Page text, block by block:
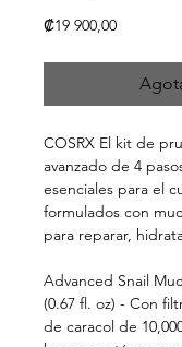
₡19 900,00Precio
COSRX El kit de
avanzado de 4
esenciales para el
formulados con
para reparar,
Advanced Snail
(0.67 fl. oz) - Con
de caracol de